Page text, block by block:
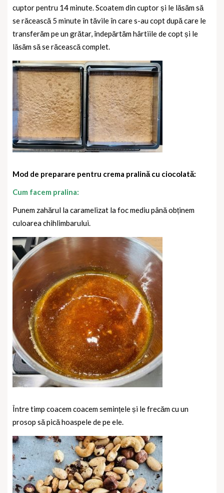
cuptor pentru 14 minute. Scoatem din cuptor și le lăsăm să
se răcească 5 minute în tăvile în care s-au copt după care le
transferăm pe un grătar, îndepărtăm hârtiile de copt și le
lăsăm să se răcească complet.
Mod de preparare pentru crema pralină cu ciocolată:
Cum facem pralina:
Punem zahărul la caramelizat la foc mediu până obținem
culoarea chihlimbarului.
Între timp coacem coacem semințele și le frecăm cu un
prosop să pică hoaspele de pe ele.